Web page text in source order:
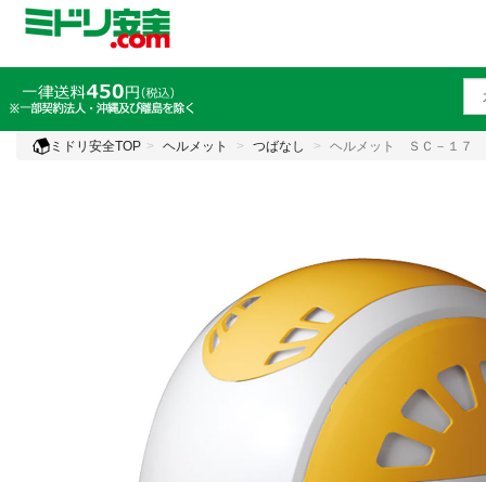
ミドリ安全TOP ヘルメット つばなし ヘルメット ＳＣ－１